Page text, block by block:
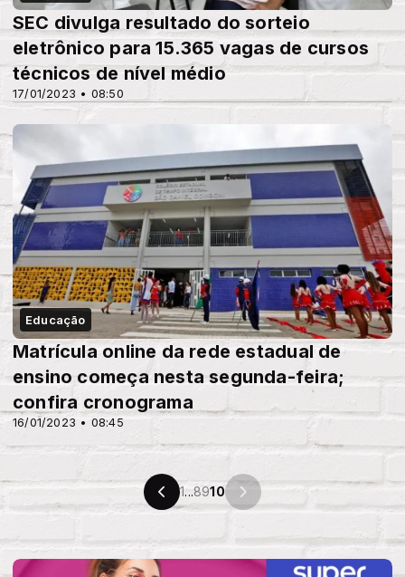
17/01/2023 • 08:50
SEC divulga resultado do sorteio
eletrônico para 15.365 vagas de cursos
técnicos de nível médio
Educação
16/01/2023 • 08:45
Matrícula online da rede estadual de
ensino começa nesta segunda-feira;
confira cronograma
1...8910